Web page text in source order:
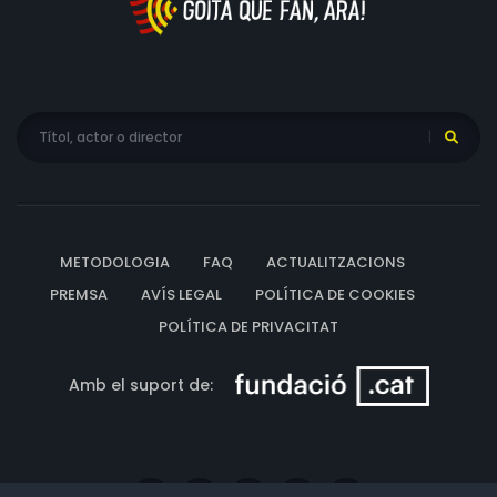
METODOLOGIA FAQ
ACTUALITZACIONS
PREMSA
AVÍS LEGAL
POLÍTICA DE COOKIES
POLÍTICA DE PRIVACITAT
Amb el suport de: